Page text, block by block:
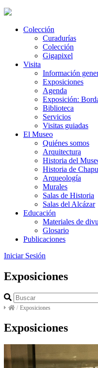
Colección
Curadurías
Colección
Gigapixel
Visita
Información
Exposiciones
Agenda
Exposición:
Biblioteca
Servicios
Visitas guiadas
El Museo
Quiénes somos
Arquitectura
Historia del
Historia de
Arqueología
Murales
Salas de Historia
Salas del Alcázar
Educación
Materiales de
Glosario
Publicaciones
Iniciar Sesión
Exposiciones
/ Exposiciones
Exposiciones